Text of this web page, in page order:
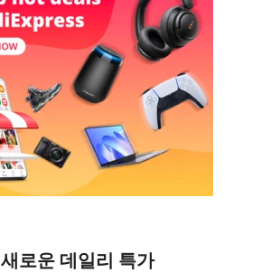
새로운 데일리 특가